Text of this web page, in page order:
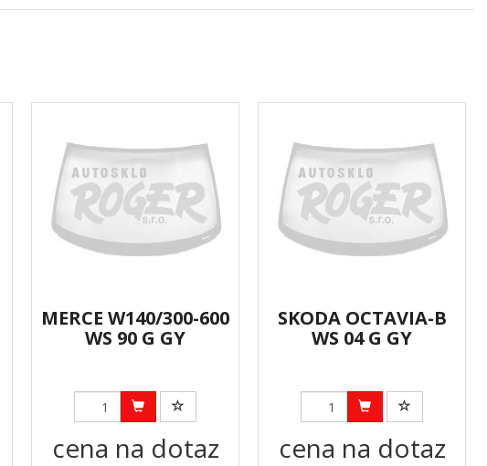
MERCE W140/300-600
WS 90 G GY
cena na dotaz
SKODA OCTAVIA-B
WS 04 G GY
cena na dotaz